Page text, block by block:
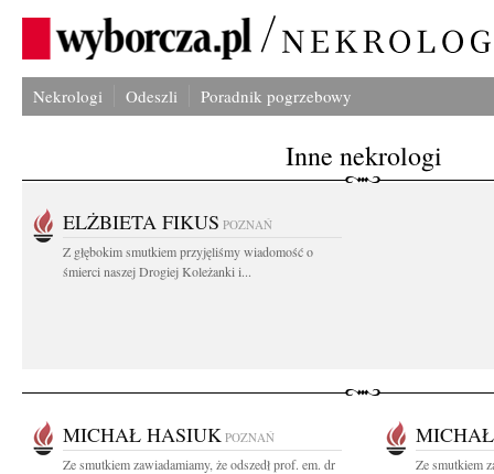
Nekrologi Odeszli Poradnik pogrzebowy
Inne nekrologi
ELŻBIETA FIKUS POZNAŃ
Z głębokim smutkiem przyjęliśmy wiadomość o
śmierci naszej Drogiej Koleżanki i...
MICHAŁ HASIUK POZNAŃ
Ze smutkiem zawiadamiamy, że odszedł prof. em. dr
Ze smutkiem